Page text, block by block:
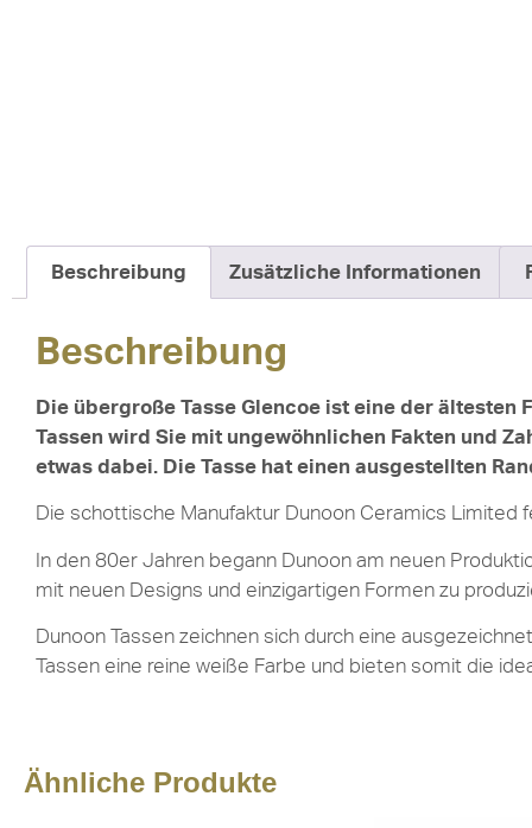
Beschreibung Zusätzliche Informationen
Beschreibung
Die übergroße Tasse Glencoe ist eine der
Tassen wird Sie mit ungewöhnlichen Fakten und
etwas dabei. Die Tasse hat einen ausgestellten
Die schottische Manufaktur Dunoon Ceramics Limited
In den 80er Jahren begann Dunoon am neuen
mit neuen Designs und einzigartigen Formen zu
Dunoon Tassen zeichnen sich durch eine
Tassen eine reine weiße Farbe und bieten somit die
Ähnliche Produkte